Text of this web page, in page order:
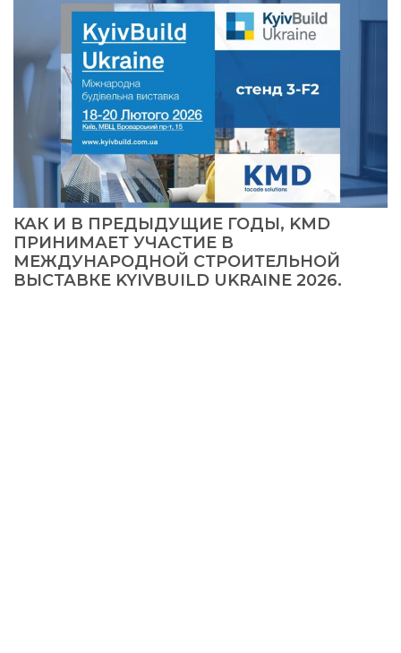
КАК И В ПРЕДЫДУЩИЕ ГОДЫ, KMD
ПРИНИМАЕТ УЧАСТИЕ В
МЕЖДУНАРОДНОЙ СТРОИТЕЛЬНОЙ
ВЫСТАВКЕ KYIVBUILD UKRAINE 2026.